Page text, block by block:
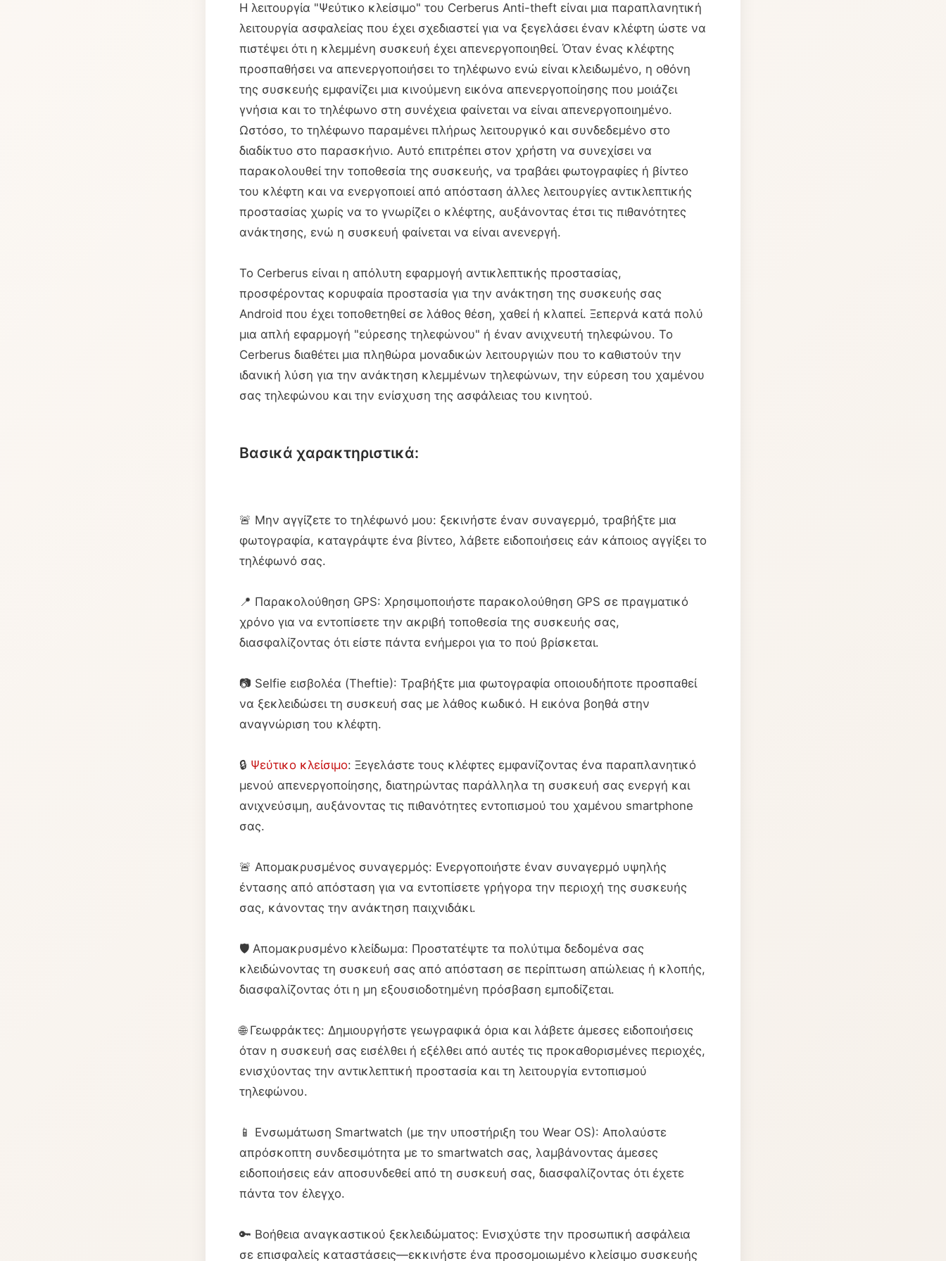
Η λειτουργία "Ψεύτικο κλείσιμο" του Cerberus Anti-theft είναι μια παραπλανητική
λειτουργία ασφαλείας που έχει σχεδιαστεί για να ξεγελάσει έναν κλέφτη ώστε να
πιστέψει ότι η κλεμμένη συσκευή έχει απενεργοποιηθεί. Όταν ένας κλέφτης
προσπαθήσει να απενεργοποιήσει το τηλέφωνο ενώ είναι κλειδωμένο, η οθόνη
της συσκευής εμφανίζει μια κινούμενη εικόνα απενεργοποίησης που μοιάζει
γνήσια και το τηλέφωνο στη συνέχεια φαίνεται να είναι απενεργοποιημένο.
Ωστόσο, το τηλέφωνο παραμένει πλήρως λειτουργικό και συνδεδεμένο στο
διαδίκτυο στο παρασκήνιο. Αυτό επιτρέπει στον χρήστη να συνεχίσει να
παρακολουθεί την τοποθεσία της συσκευής, να τραβάει φωτογραφίες ή βίντεο
του κλέφτη και να ενεργοποιεί από απόσταση άλλες λειτουργίες αντικλεπτικής
προστασίας χωρίς να το γνωρίζει ο κλέφτης, αυξάνοντας έτσι τις πιθανότητες
ανάκτησης, ενώ η συσκευή φαίνεται να είναι ανενεργή.
Το Cerberus είναι η απόλυτη εφαρμογή αντικλεπτικής προστασίας,
προσφέροντας κορυφαία προστασία για την ανάκτηση της συσκευής σας
Android που έχει τοποθετηθεί σε λάθος θέση, χαθεί ή κλαπεί. Ξεπερνά κατά πολύ
μια απλή εφαρμογή "εύρεσης τηλεφώνου" ή έναν ανιχνευτή τηλεφώνου. Το
Cerberus διαθέτει μια πληθώρα μοναδικών λειτουργιών που το καθιστούν την
ιδανική λύση για την ανάκτηση κλεμμένων τηλεφώνων, την εύρεση του χαμένου
σας τηλεφώνου και την ενίσχυση της ασφάλειας του κινητού.
Βασικά χαρακτηριστικά:
🚨 Μην αγγίζετε το τηλέφωνό μου: ξεκινήστε έναν συναγερμό, τραβήξτε μια
φωτογραφία, καταγράψτε ένα βίντεο, λάβετε ειδοποιήσεις εάν κάποιος αγγίξει το
τηλέφωνό σας.
📍 Παρακολούθηση GPS: Χρησιμοποιήστε παρακολούθηση GPS σε πραγματικό
χρόνο για να εντοπίσετε την ακριβή τοποθεσία της συσκευής σας,
διασφαλίζοντας ότι είστε πάντα ενήμεροι για το πού βρίσκεται.
📷 Selfie εισβολέα (Theftie): Τραβήξτε μια φωτογραφία οποιουδήποτε προσπαθεί
να ξεκλειδώσει τη συσκευή σας με λάθος κωδικό. Η εικόνα βοηθά στην
αναγνώριση του κλέφτη.
🔒 Ψεύτικο κλείσιμο: Ξεγελάστε τους κλέφτες εμφανίζοντας ένα παραπλανητικό
μενού απενεργοποίησης, διατηρώντας παράλληλα τη συσκευή σας ενεργή και
ανιχνεύσιμη, αυξάνοντας τις πιθανότητες εντοπισμού του χαμένου smartphone
σας.
🚨 Απομακρυσμένος συναγερμός: Ενεργοποιήστε έναν συναγερμό υψηλής
έντασης από απόσταση για να εντοπίσετε γρήγορα την περιοχή της συσκευής
σας, κάνοντας την ανάκτηση παιχνιδάκι.
🛡️ Απομακρυσμένο κλείδωμα: Προστατέψτε τα πολύτιμα δεδομένα σας
κλειδώνοντας τη συσκευή σας από απόσταση σε περίπτωση απώλειας ή κλοπής,
διασφαλίζοντας ότι η μη εξουσιοδοτημένη πρόσβαση εμποδίζεται.
🌐 Γεωφράκτες: Δημιουργήστε γεωγραφικά όρια και λάβετε άμεσες ειδοποιήσεις
όταν η συσκευή σας εισέλθει ή εξέλθει από αυτές τις προκαθορισμένες περιοχές,
ενισχύοντας την αντικλεπτική προστασία και τη λειτουργία εντοπισμού
τηλεφώνου.
📱 Ενσωμάτωση Smartwatch (με την υποστήριξη του Wear OS): Απολαύστε
απρόσκοπτη συνδεσιμότητα με το smartwatch σας, λαμβάνοντας άμεσες
ειδοποιήσεις εάν αποσυνδεθεί από τη συσκευή σας, διασφαλίζοντας ότι έχετε
πάντα τον έλεγχο.
🔑 Βοήθεια αναγκαστικού ξεκλειδώματος: Ενισχύστε την προσωπική ασφάλεια
σε επισφαλείς καταστάσεις—εκκινήστε ένα προσομοιωμένο κλείσιμο συσκευής